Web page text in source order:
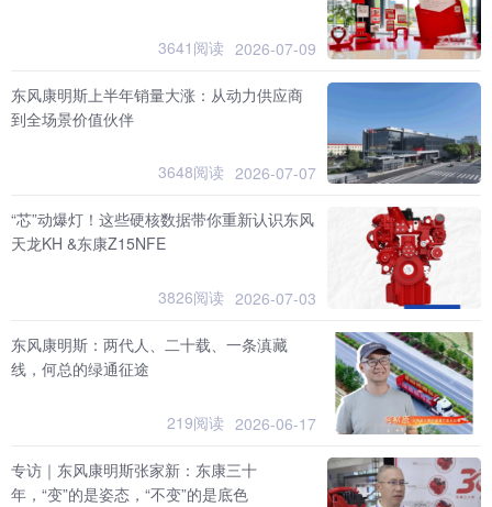
3641阅读 2026-07-09
东风康明斯上半年销量大涨：从动力供应商
到全场景价值伙伴
3648阅读 2026-07-07
“芯”动爆灯！这些硬核数据带你重新认识东风
天龙KH &东康Z15NFE
3826阅读 2026-07-03
东风康明斯：两代人、二十载、一条滇藏
线，何总的绿通征途
219阅读 2026-06-17
专访｜东风康明斯张家新：东康三十
年，“变”的是姿态，“不变”的是底色